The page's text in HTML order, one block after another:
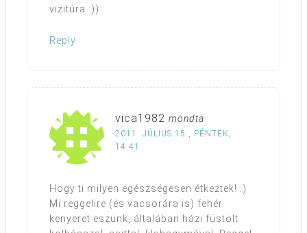
vizitúra :))
Reply
vica1982 mondta
2011. JÚLIUS 15., PÉNTEK,
14:41
Hogy ti milyen egészségesen étkeztek! :)
Mi reggelire (és vacsorára is) fehér
kenyeret eszünk, általában házi füstölt